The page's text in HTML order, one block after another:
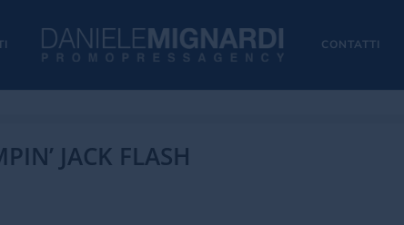
CONTATTI
JACK FLASH